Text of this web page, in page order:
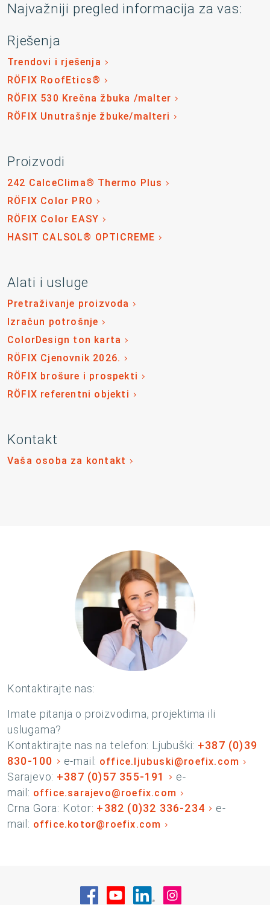
Najvažniji pregled informacija za vas:
Rješenja
Trendovi i rješenja
RÖFIX RoofEtics®
RÖFIX 530 Krečna žbuka /malter
RÖFIX Unutrašnje žbuke/malteri
Proizvodi
242 CalceClima® Thermo Plus
RÖFIX Color PRO
RÖFIX Color EASY
HASIT CALSOL® OPTICREME
Alati i usluge
Pretraživanje proizvoda
Izračun potrošnje
ColorDesign ton karta
RÖFIX Cjenovnik 2026.
RÖFIX brošure i prospekti
RÖFIX referentni objekti
Kontakt
Vaša osoba za kontakt
Kontaktirajte nas:
Imate pitanja o proizvodima, projektima ili
uslugama?
Kontaktirajte nas na telefon: Ljubuški: +387 (0)39
830-100
e-mail: office.ljubuski@roefix.com
Sarajevo: +387 (0)57 355-191
e-
mail: office.sarajevo@roefix.com
Crna Gora: Kotor: +382 (0)32 336-234
e-
mail: office.kotor@roefix.com
Posjetite nas na Facebook
Posjetite nas na YouTube
Posjetite nas na